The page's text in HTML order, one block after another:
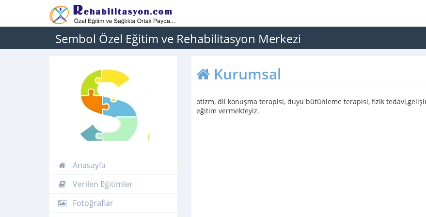
Sembol Özel Eğitim ve Rehabilitasyon Merkezi
Anasayfa
Verilen Eğitimler
Fotoğraflar
Kurumsal
otizm, dil konuşma terapisi, duyu bütünleme terapisi, fizik
eğitim vermekteyiz.